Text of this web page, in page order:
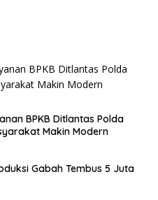
BPKB Ditlantas Polda
Makin Modern
Gabah Tembus 5 Juta